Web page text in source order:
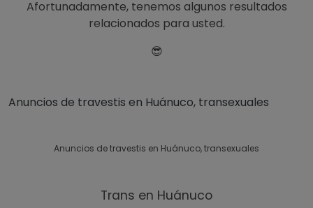
Afortunadamente, tenemos algunos resultados
relacionados para usted.
😎
Anuncios de travestis en Huánuco, transexuales
Anuncios de travestis en Huánuco, transexuales
Trans en Huánuco